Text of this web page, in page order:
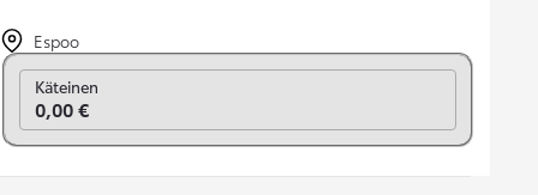
Espoo
Vaihda rahoitukseen
Käteinen
0,00 €